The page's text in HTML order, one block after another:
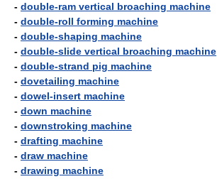
- double-ram vertical broaching machine
- double-roll forming machine
- double-shaping machine
- double-slide vertical broaching machine
- double-strand pig machine
- dovetailing machine
- dowel-insert machine
- down machine
- downstroking machine
- drafting machine
- draw machine
- drawing machine